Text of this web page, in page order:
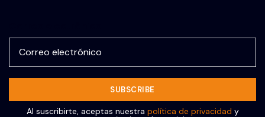
Al suscribirte, aceptas nuestra política de privacidad y